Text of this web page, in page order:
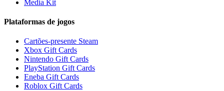
Media Kit
Plataformas de jogos
Cartões-presente Steam
Xbox Gift Cards
Nintendo Gift Cards
PlayStation Gift Cards
Eneba Gift Cards
Roblox Gift Cards